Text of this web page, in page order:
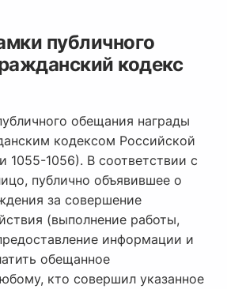
публичного
кодекс
обещания награды
кодексом Российской
1055-1056). В соответствии с
публично объявившее о
за совершение
(выполнение работы,
информации и
обещанное
кто совершил указанное